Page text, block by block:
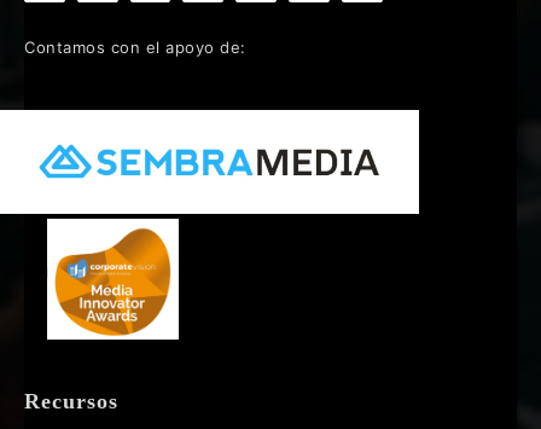
Contamos con el apoyo de:
Recursos